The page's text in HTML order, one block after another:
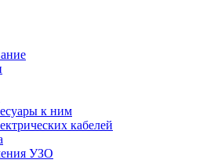
к ним
кабелей
УЗО